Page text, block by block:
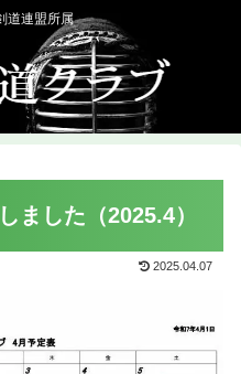
道連盟所属
ました（2025.4）
2025.04.07